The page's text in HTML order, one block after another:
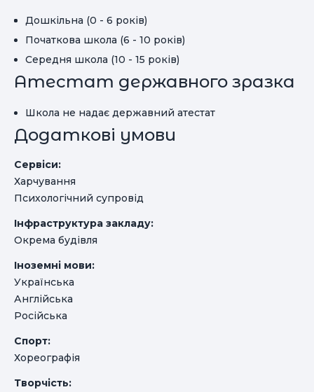
Дошкільна (0 - 6 років)
Початкова школа (6 - 10 років)
Середня школа (10 - 15 років)
Атестат державного зразка
Школа не надає державний атестат
Додаткові умови
Сервіси:
Харчування
Психологічний супровід
Інфраструктура закладу:
Окрема будівля
Іноземні мови:
Українська
Англійська
Російська
Спорт:
Хореографія
Творчість: